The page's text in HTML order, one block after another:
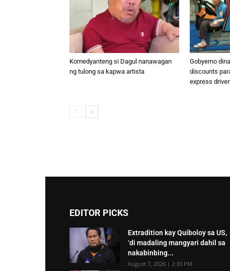
Komedyanteng si Dagul nanawagan
ng tulong sa kapwa artista
Gobyerno
discounts
express
EDITOR PICKS
Extradition kay Quiboloy sa US,
‘di madaling mangyari dahil sa
nakabinbing...
August 7, 2026 | 2:33 PM